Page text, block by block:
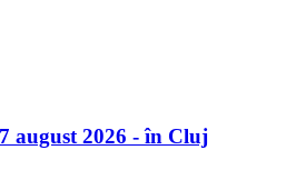
august 2026 - în Cluj